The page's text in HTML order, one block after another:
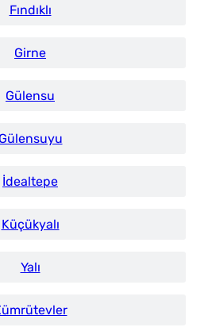
Fındıklı
Girne
Gülensu
Gülensuyu
İdealtepe
Küçükyalı
Yalı